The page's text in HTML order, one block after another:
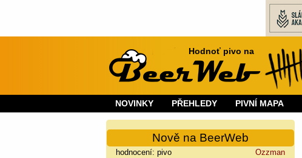
Hodnoť pivo na
NOVINKY PŘEHLEDY PIVNÍ MAPA
Nově na BeerWeb
hodnocení: pivo
Ozzman